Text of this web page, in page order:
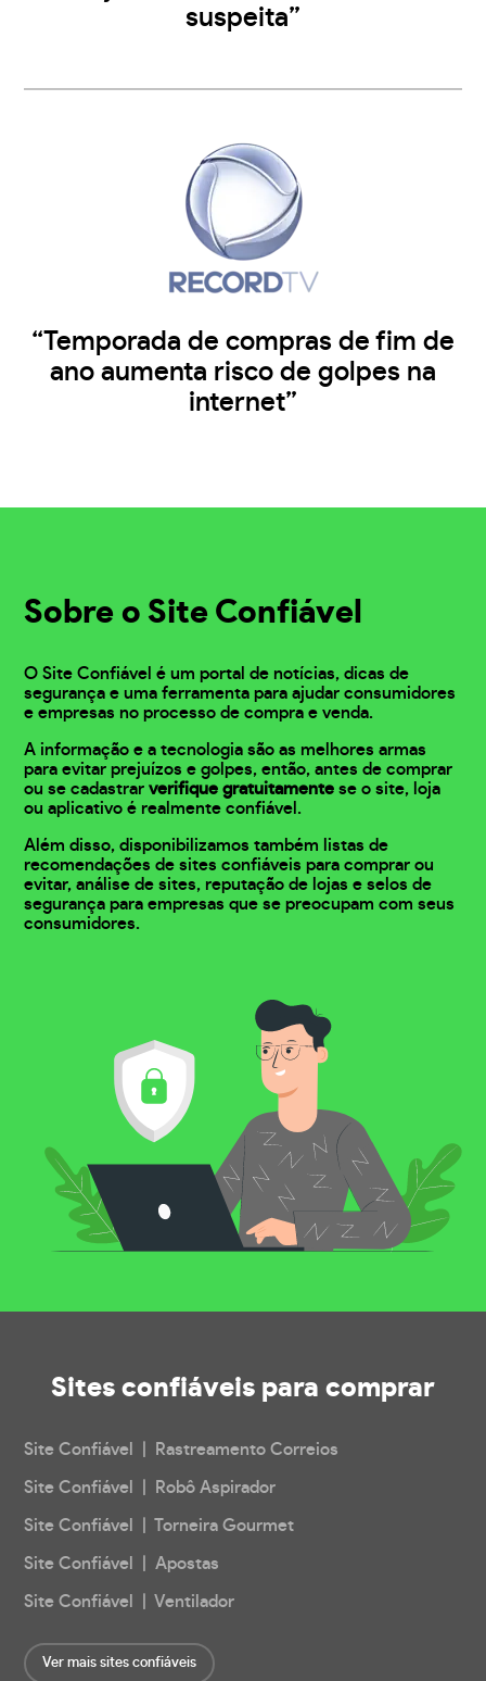
suspeita”
“Temporada de compras de fim de
ano aumenta risco de golpes na
internet”
Sobre o Site Confiável
O Site Confiável é um portal de notícias, dicas de
segurança e uma ferramenta para ajudar consumidores
e empresas no processo de compra e venda.
A informação e a tecnologia são as melhores armas
para evitar prejuízos e golpes, então, antes de comprar
ou se cadastrarverifique gratuitamente se o site, loja
ou aplicativo é realmente confiável.
Além disso, disponibilizamos também listas de
recomendações de sites confiáveis para comprar ou
evitar, análise de sites, reputação de lojas e selos de
segurança para empresas que se preocupam com seus
consumidores.
Sites confiáveis para comprar
Site Confiável | Rastreamento Correios
Site Confiável | Robô Aspirador
Site Confiável | Torneira Gourmet
Site Confiável | Apostas
Site Confiável | Ventilador
Ver mais sites confiáveis